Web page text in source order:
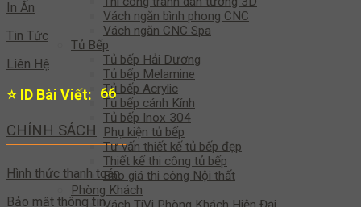
Vách ngăn bình phong CNC
Vách ngăn CNC Spa
Tủ Bếp
Tủ bếp Hải Dương
Tủ bếp Melamine
Tủ bếp Acrylic
Tủ bếp cánh Kính
Tủ bếp Inox 304
Phụ kiện tủ bếp
Tư vấn thiết kế tủ bếp đẹp
Thiết kế thi công tủ bếp
Báo giá thi công Nội thất
Phòng Khách
In Ấn
Tin Tức
Liên Hệ
⭐ ID Bài Viết: 65
CHÍNH SÁCH
Hình thức thanh toán
Bảo mật thông tin